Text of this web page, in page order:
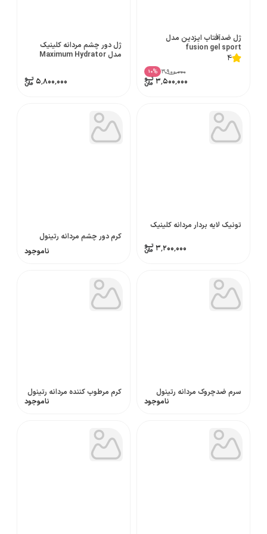
ژل ضدآفتاب ایزدین مدل
fusion gel sport
4
۳٬۹۰۰٬۰۰۰ %
10
۳٬۵۰۰٬۰۰۰
ژل دور چشم مردانه کلینیک
مدل Maximum Hydrator
۵٬۸۰۰٬۰۰۰
تونیک لایه بردار مردانه کلینیک
۳٬۲۰۰٬۰۰۰
کرم دور چشم مردانه رتینول
ناموجود
سرم ضدچروک مردانه رتینول
ناموجود
کرم مرطوب کننده مردانه رتینول
ناموجود